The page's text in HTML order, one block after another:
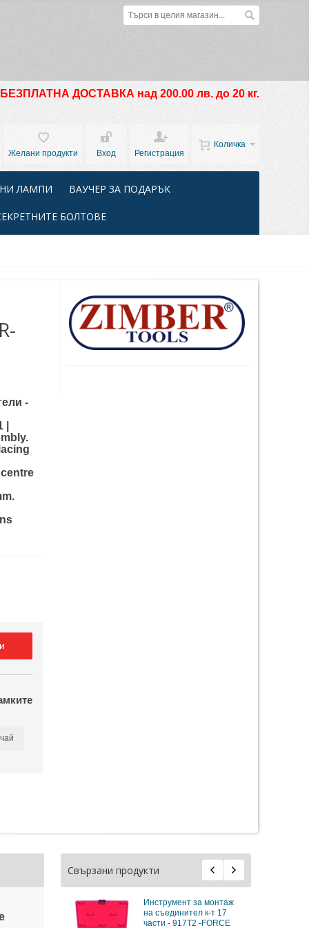
БЕЗПЛАТНА ДОСТАВКА над 200.00 лв. до 20 кг.
Количка
Желани продукти Вход Регистрация
ЛАМПИ ВАУЧЕР ЗА ПОДАРЪК
БОЛТОВЕ
-
Свързани продукти
Инструмент за монтаж
на съединител к-т 17
части - 917T2 -FORCE